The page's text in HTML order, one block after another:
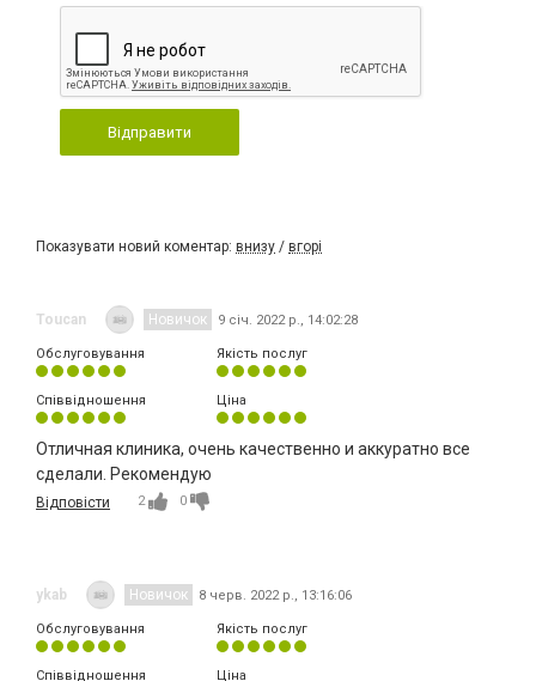
Відправити
Показувати новий коментар: внизу / вгорі
Toucan Новичок 9 січ. 2022 р., 14:02:28
Обслуговування Якість послуг
Співвідношення Ціна
Отличная клиника, очень качественно и аккуратно все
сделали. Рекомендую
Відповісти 2 0
ykab Новичок 8 черв. 2022 р., 13:16:06
Обслуговування Якість послуг
Співвідношення Ціна